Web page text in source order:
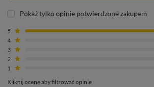
Pokaż tylko opinie potwierdzone zakupem
5
4
3
2
1
Kliknij ocenę aby filtrować opinie